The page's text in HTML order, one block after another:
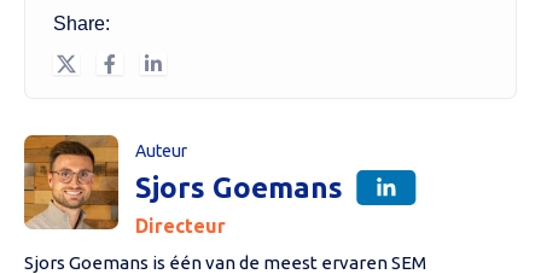
Share:
Auteur
Sjors Goemans
Directeur
Sjors Goemans is één van de meest ervaren SEM